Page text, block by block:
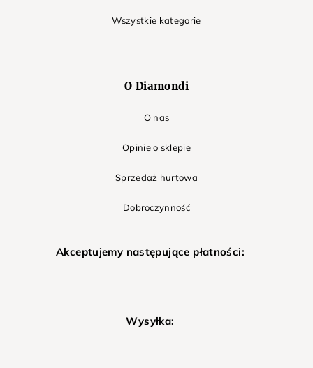
Wszystkie kategorie
O Diamondi
O nas
Opinie o sklepie
Sprzedaż hurtowa
Dobroczynność
Akceptujemy następujące płatności:
Wysyłka: